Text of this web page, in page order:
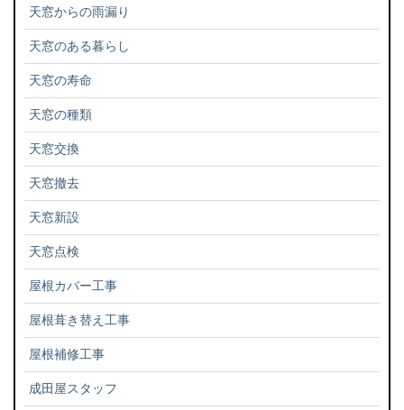
天窓からの雨漏り
天窓のある暮らし
天窓の寿命
天窓の種類
天窓交換
天窓撤去
天窓新設
天窓点検
屋根カバー工事
屋根葺き替え工事
屋根補修工事
成田屋スタッフ